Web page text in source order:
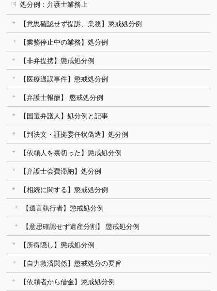
処分例：弁護士業務上
【意思確認せず提訴、業務】懲戒処分例
【業務停止中の業務】処分例
【非弁提携】懲戒処分例
【医療過誤事件】懲戒処分例
【弁護士報酬】 懲戒処分例
【国選弁護人】処分例と記事
【判決文・証拠委任状偽造】処分例
【依頼人を裏切った】懲戒処分例
【弁護士会費滞納】処分例
【相続に関する】懲戒処分例
【遺言執行者】懲戒処分例
【意思確認せず遺産分割】 懲戒処分例
【所得隠し】懲戒処分例
【自力救済関係】懲戒処分の要旨
【依頼者から借金】懲戒処分例